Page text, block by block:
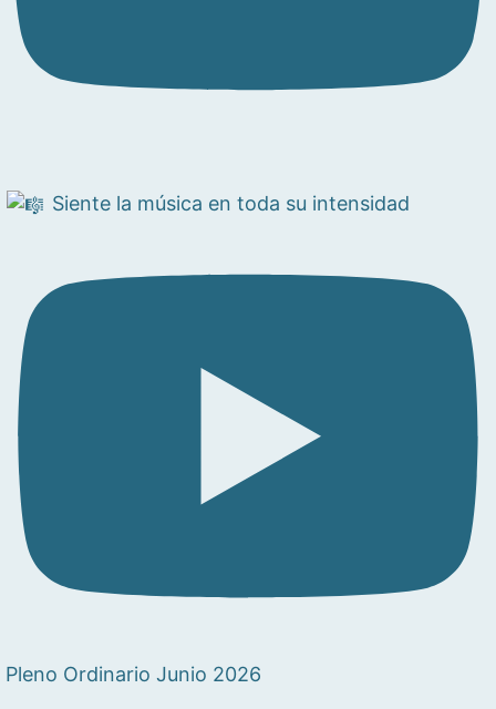
Siente la música en toda su intensidad
Pleno Ordinario Junio 2026